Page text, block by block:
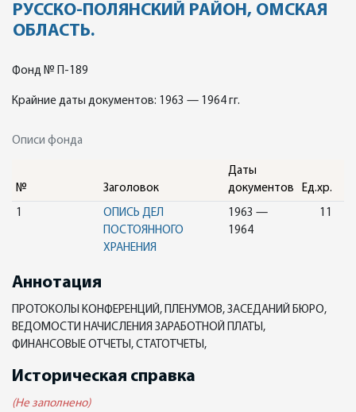
РУССКО-ПОЛЯНСКИЙ РАЙОН, ОМСКАЯ
ОБЛАСТЬ.
Фонд № П-189
Крайние даты документов: 1963 — 1964 гг.
Описи фонда
№ Заголовок
Даты
документов
Ед.хр.
1
ОПИСЬ ДЕЛ
ПОСТОЯННОГО
ХРАНЕНИЯ
1963 —
1964
11
Аннотация
ПРОТОКОЛЫ КОНФЕРЕНЦИЙ, ПЛЕНУМОВ, ЗАСЕДАНИЙ БЮРО,
ВЕДОМОСТИ НАЧИСЛЕНИЯ ЗАРАБОТНОЙ ПЛАТЫ,
ФИНАНСОВЫЕ ОТЧЕТЫ, СТАТОТЧЕТЫ,
Историческая справка
(Не заполнено)